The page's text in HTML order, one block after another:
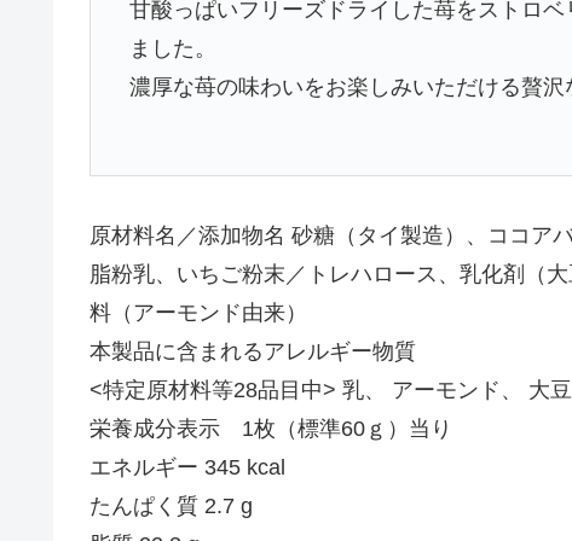
甘酸っぱいフリーズドライした苺をストロ
ました。
濃厚な苺の味わいをお楽しみいただける贅沢
原材料名／添加物名 砂糖（タイ製造）、ココア
脂粉乳、いちご粉末／トレハロース、乳化剤（
料（アーモンド由来）
本製品に含まれるアレルギー物質
<特定原材料等28品目中> 乳、 アーモンド、 大豆
栄養成分表示 1枚（標準60ｇ）当り
エネルギー 345 kcal
たんぱく質 2.7 g